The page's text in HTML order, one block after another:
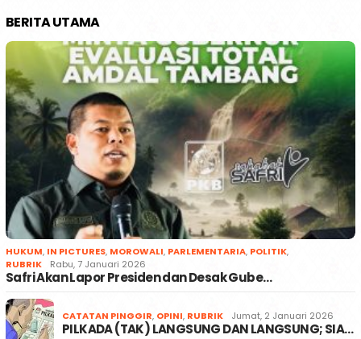
BERITA UTAMA
HUKUM, IN PICTURES, MOROWALI, PARLEMENTARIA, POLITIK,
RUBRIK
Rabu, 7 Januari 2026
Safri Akan Lapor Presiden dan Desak Gube…
CATATAN PINGGIR, OPINI, RUBRIK Jumat, 2 Januari 2026
PILKADA (TAK) LANGSUNG DAN LANGSUNG; SIA…